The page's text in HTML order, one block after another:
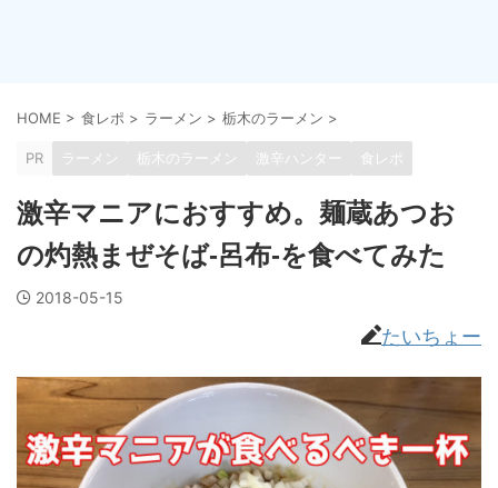
HOME > 食レポ > ラーメン > 栃木のラーメン >
PR ラーメン 栃木のラーメン 激辛ハンター 食レポ
激辛マニアにおすすめ。麺蔵あつお
の灼熱まぜそば-呂布-を食べてみた
2018-05-15
たいちょー